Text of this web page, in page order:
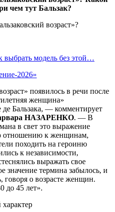
чем тут Бальзак?
выбрать модель без этой…
2026»
появилось в речи после
женщина»
де Бальзака, — комментирует
НАЗАРЕНКО. — В
в свет это выражение
отношению к женщинам,
походить на героиню
к независимости,
выражать свое
значение термина забылось, и
говоря о возрасте женщин.
до 45 лет».